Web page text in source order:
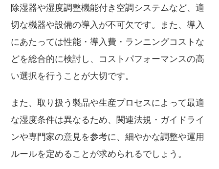
除湿器や湿度調整機能付き空調システムなど、適
切な機器や設備の導入が不可欠です。また、導入
にあたっては性能・導入費・ランニングコストな
どを総合的に検討し、コストパフォーマンスの高
い選択を行うことが大切です。
また、取り扱う製品や生産プロセスによって最適
な湿度条件は異なるため、関連法規・ガイドライ
ンや専門家の意見を参考に、細やかな調整や運用
ルールを定めることが求められるでしょう。